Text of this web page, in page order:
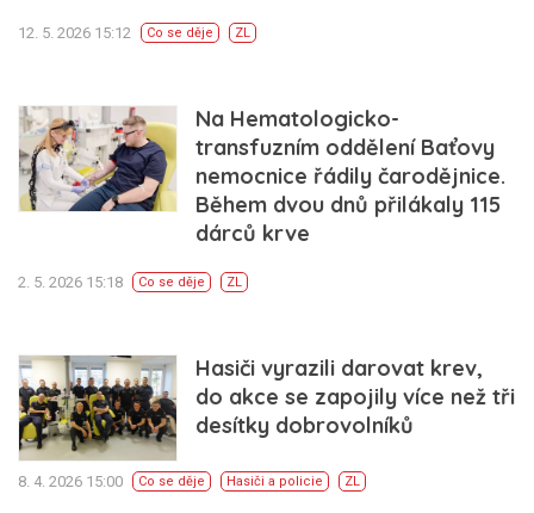
12. 5. 2026 15:12 Co se děje ZL
Na Hematologicko-
transfuzním oddělení Baťovy
nemocnice řádily čarodějnice.
Během dvou dnů přilákaly 115
dárců krve
2. 5. 2026 15:18 Co se děje ZL
Hasiči vyrazili darovat krev,
do akce se zapojily více než tři
desítky dobrovolníků
8. 4. 2026 15:00 Co se děje Hasiči a policie ZL